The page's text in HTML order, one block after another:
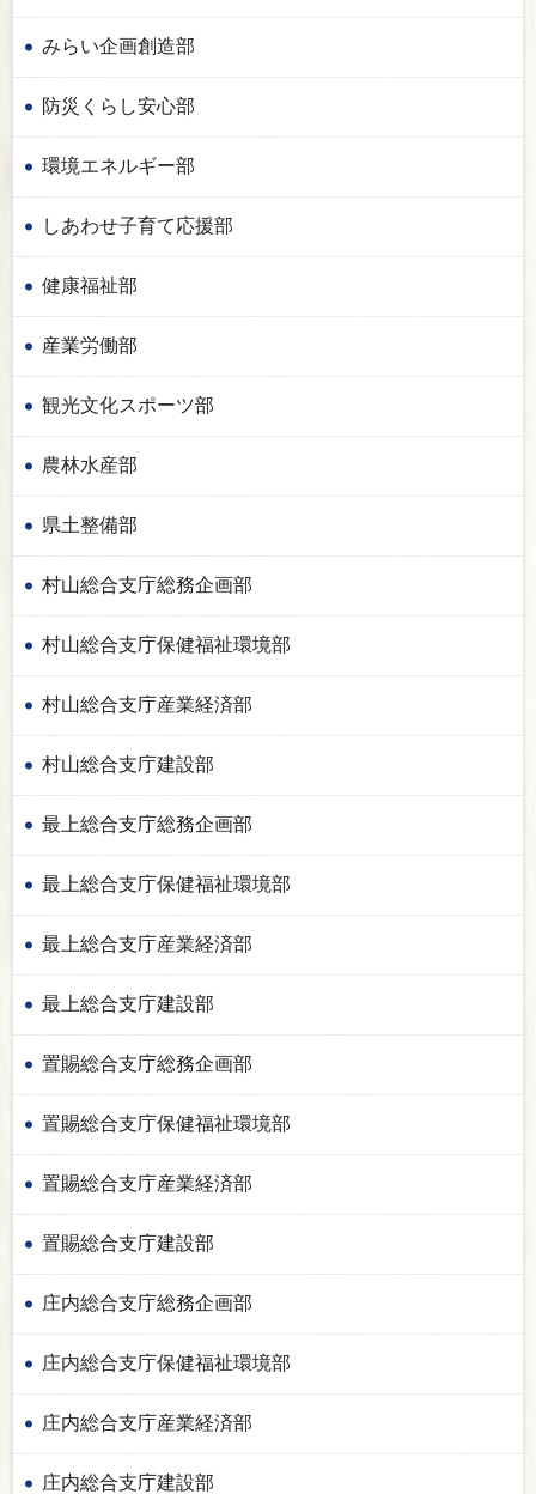
みらい企画創造部
防災くらし安心部
環境エネルギー部
しあわせ子育て応援部
健康福祉部
産業労働部
観光文化スポーツ部
農林水産部
県土整備部
村山総合支庁総務企画部
村山総合支庁保健福祉環境部
村山総合支庁産業経済部
村山総合支庁建設部
最上総合支庁総務企画部
最上総合支庁保健福祉環境部
最上総合支庁産業経済部
最上総合支庁建設部
置賜総合支庁総務企画部
置賜総合支庁保健福祉環境部
置賜総合支庁産業経済部
置賜総合支庁建設部
庄内総合支庁総務企画部
庄内総合支庁保健福祉環境部
庄内総合支庁産業経済部
庄内総合支庁建設部